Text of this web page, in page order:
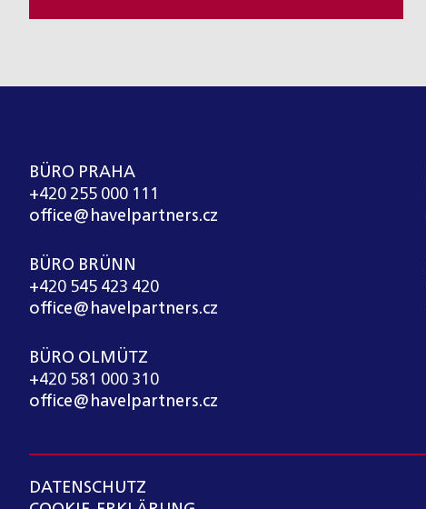
BÜRO PRAHA
+420 255 000 111
office@havelpartners.cz
BÜRO BRÜNN
+420 545 423 420
office@havelpartners.cz
BÜRO OLMÜTZ
+420 581 000 310
office@havelpartners.cz
DATENSCHUTZ